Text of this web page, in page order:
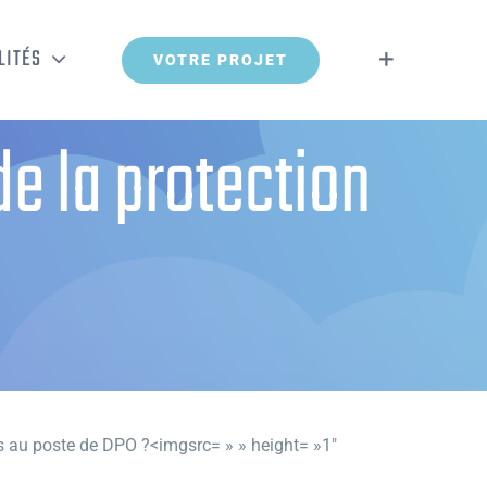
VOTRE PROJET
la protection
poste de DPO ?<imgsrc= » » height= »1″